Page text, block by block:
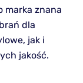
marka znana
dla
jak i
jakość.